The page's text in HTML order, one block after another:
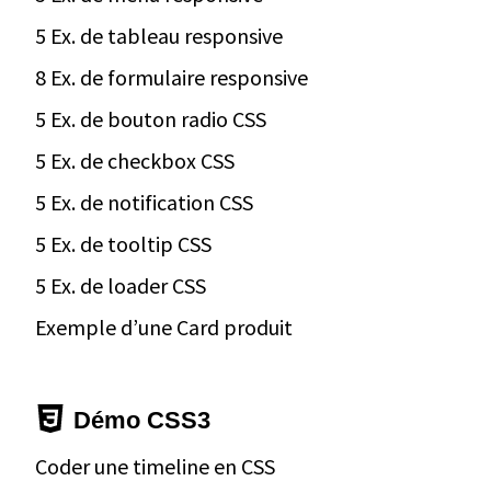
5 Ex. de tableau responsive
8 Ex. de formulaire responsive
5 Ex. de bouton radio CSS
5 Ex. de checkbox CSS
5 Ex. de notification CSS
5 Ex. de tooltip CSS
5 Ex. de loader CSS
Exemple d’une Card produit
Démo CSS3
Coder une timeline en CSS